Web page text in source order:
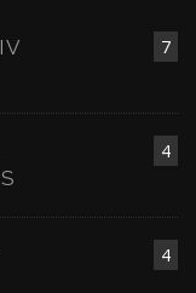
7
4
4